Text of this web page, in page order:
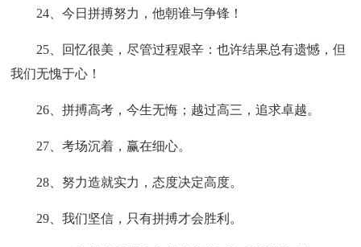
24、今日拼搏努力，他朝谁与争锋！
25、回忆很美，尽管过程艰辛：也许结果总有遗憾，但
我们无愧于心！
26、拼搏高考，今生无悔；越过高三，追求卓越。
27、考场沉着，赢在细心。
28、努力造就实力，态度决定高度。
29、我们坚信，只有拼搏才会胜利。